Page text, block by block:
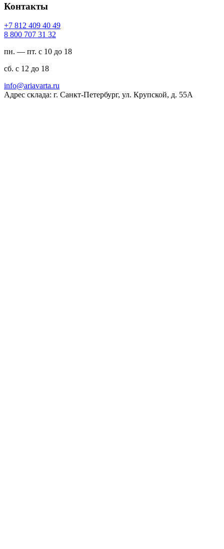
Контакты
94 04 904 218 7+
23 13 707 008 8
пн. — пт. с 10 до 18
сб. с 12 до 18
ur.atravaira@ofni
Адрес склада: г. Санкт-Петербург, ул. Крупской, д. 55А